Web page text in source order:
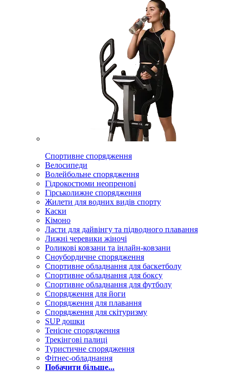
Спортивне спорядження
Велосипеди
Волейбольне спорядження
Гідрокостюми неопренові
Гірськолижне спорядження
Жилети для водних видів спорту
Каски
Кімоно
Ласти для дайвінгу та підводного плавання
Лижні черевики жіночі
Роликові ковзани та інлайн-ковзани
Сноубордичне спорядження
Спортивне обладнання для баскетболу
Спортивне обладнання для боксу
Спортивне обладнання для футболу
Спорядження для йоги
Спорядження для плавання
Спорядження для скітуризму
SUP дошки
Тенісне спорядження
Трекінгові палиці
Туристичне спорядження
Фітнес-обладнання
Побачити більше...